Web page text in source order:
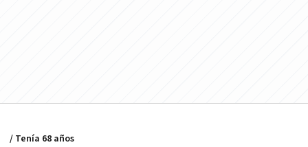
/ Tenía 68 años